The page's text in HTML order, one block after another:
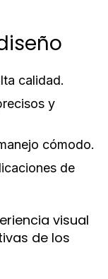
calidad.
y
cómodo.
de
visual
de los